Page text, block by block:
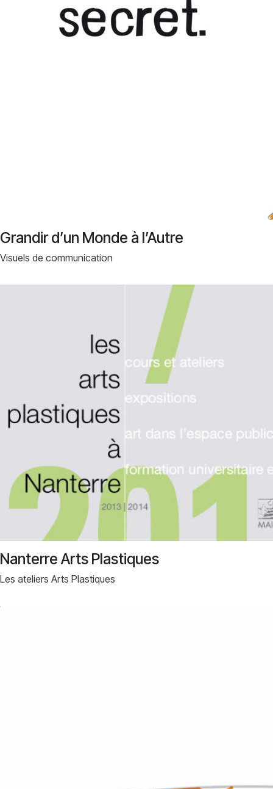
Grandir d’un Monde à l’Autre
Visuels de communication
Nanterre Arts Plastiques
Les ateliers Arts Plastiques